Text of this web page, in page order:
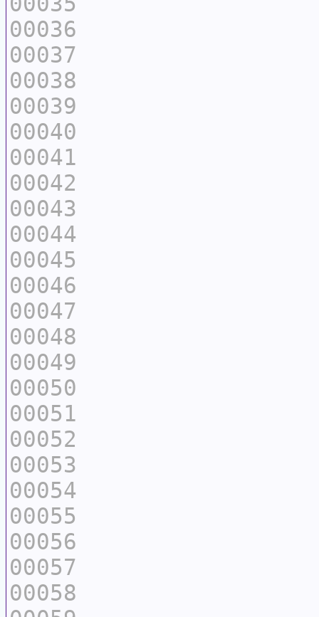
00036
00037
00038
00039
00040
00041
00042
00043
00044
00045
00046
00047
00048
00049
00050
00051
00052
00053
00054
00055
00056
00057
00058